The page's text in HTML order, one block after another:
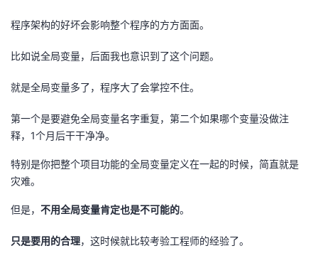
程序架构的好坏会影响整个程序的方方面面。
比如说全局变量，后面我也意识到了这个问题。
就是全局变量多了，程序大了会掌控不住。
第一个是要避免全局变量名字重复，第二个如果哪个变量没做注
释，1个月后干干净净。
特别是你把整个项目功能的全局变量定义在一起的时候，简直就是
灾难。
但是， 不用全局变量肯定也是不可能的。
只是要用的合理，这时候就比较考验工程师的经验了。